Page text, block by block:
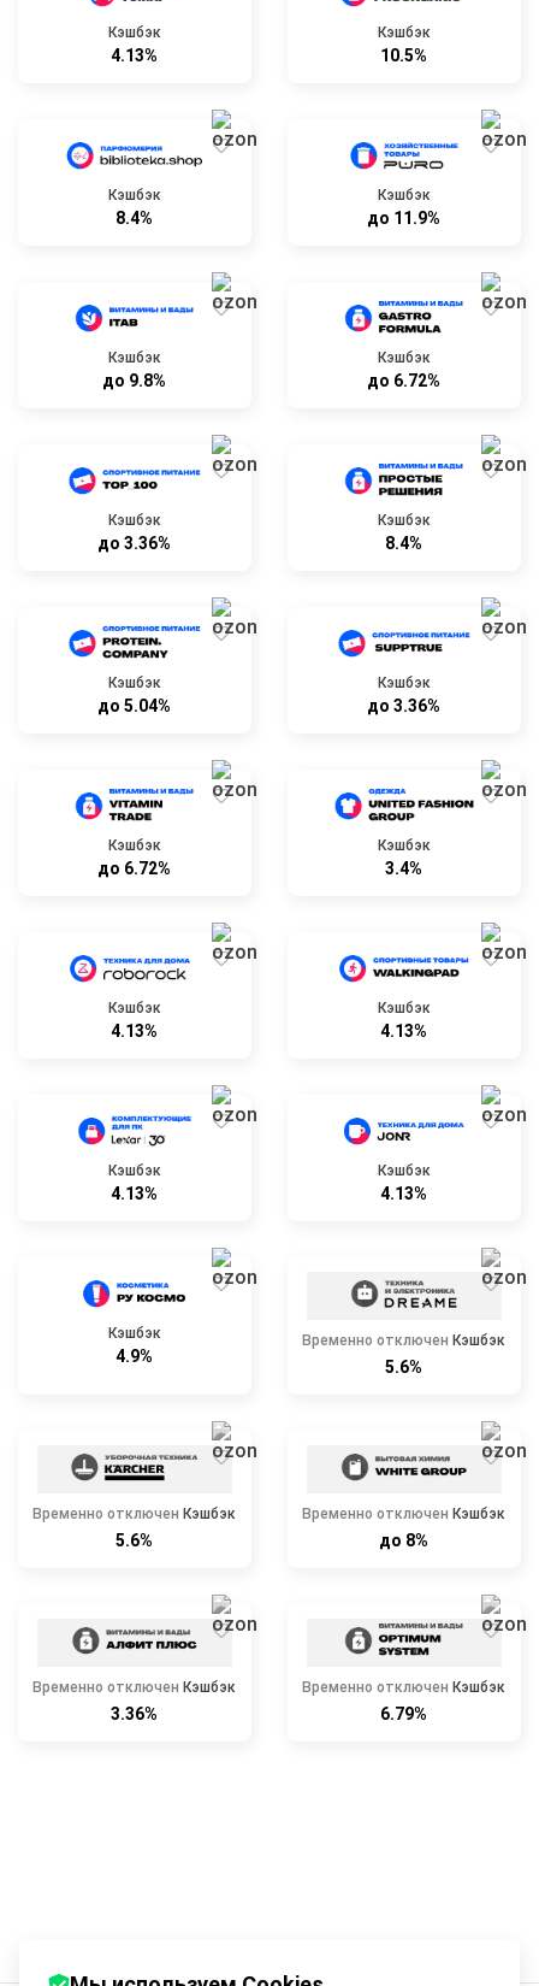
Кэшбэк
4.13%
Кэшбэк
10.5%
Кэшбэк
8.4%
Кэшбэк
до 11.9%
Кэшбэк
до 9.8%
Кэшбэк
до 6.72%
Кэшбэк
до 3.36%
Кэшбэк
8.4%
Кэшбэк
до 5.04%
Кэшбэк
до 3.36%
Кэшбэк
до 6.72%
Кэшбэк
3.4%
Кэшбэк
4.13%
Кэшбэк
4.13%
Кэшбэк
4.13%
Кэшбэк
4.13%
Кэшбэк
4.9%
Временно отключен Кэшбэк
5.6%
Временно отключен Кэшбэк
5.6%
Временно отключен Кэшбэк
до 8%
Временно отключен Кэшбэк
3.36%
Временно отключен Кэшбэк
6.79%